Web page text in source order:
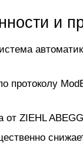
и
протоколу
ZIEHL